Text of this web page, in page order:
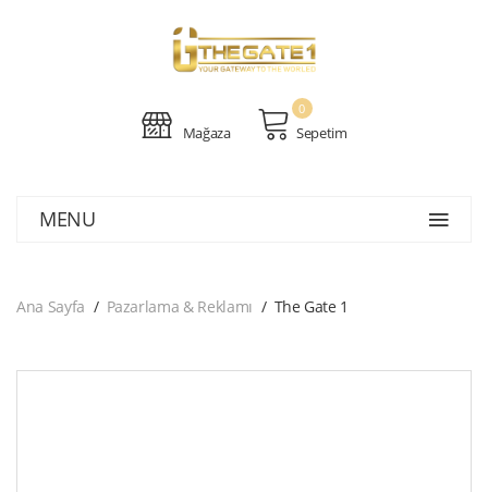
Mağaza Sepetim
0
MENU
Ana Sayfa Pazarlama & Reklamı The Gate 1